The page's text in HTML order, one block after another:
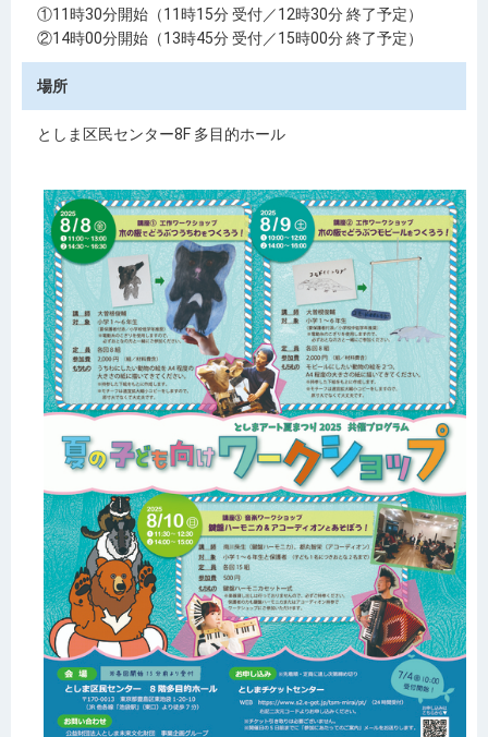
①11時30分開始（11時15分 受付／12時30分 終了予定）
②14時00分開始（13時45分 受付／15時00分 終了予定）
場所
としま区民センター8F 多目的ホール